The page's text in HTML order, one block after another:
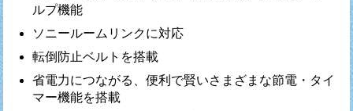
ルプ機能
ソニールームリンクに対応
転倒防止ベルトを搭載
省電力につながる、便利で賢いさまざまな節電・タイ
マー機能を搭載